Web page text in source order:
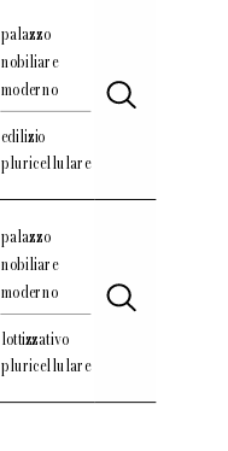
palazzo
nobiliare
moderno
edilizio
pluricellulare
palazzo
nobiliare
moderno
lottizzativo
pluricellulare